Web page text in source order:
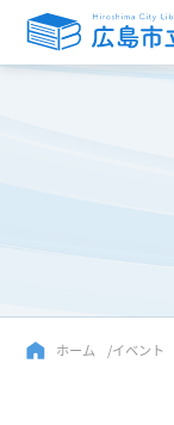
ホーム イベント